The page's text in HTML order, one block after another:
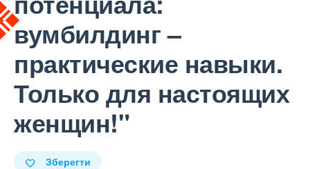
вумбилдинг –
практические навыки.
Только для настоящих
женщин!"
Зберегти